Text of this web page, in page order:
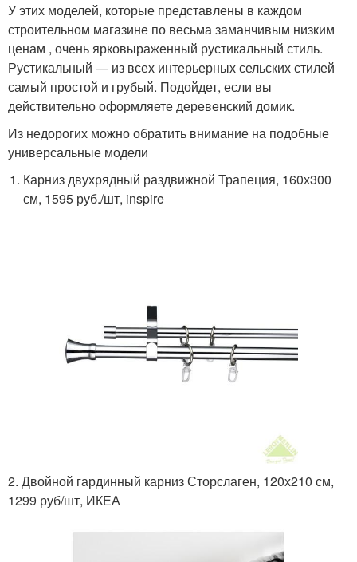
У этих моделей, которые представлены в каждом
строительном магазине по весьма заманчивым низким
ценам , очень ярковыраженный рустикальный стиль.
Рустикальный — из всех интерьерных сельских стилей
самый простой и грубый. Подойдет, если вы
действительно оформляете деревенский домик.
Из недорогих можно обратить внимание на подобные
универсальные модели
Карниз двухрядный раздвижной Трапеция, 160х300
см, 1595 руб./шт, inspire
2. Двойной гардинный карниз Сторслаген, 120х210 см,
1299 руб/шт, ИКЕА